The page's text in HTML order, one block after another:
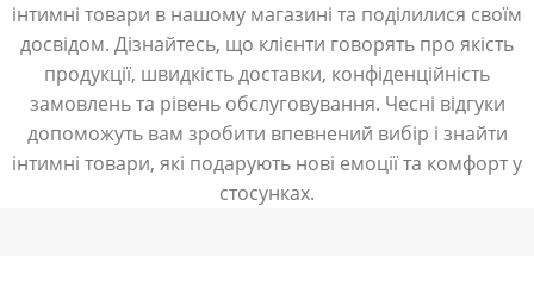
інтимні товари в нашому магазині та поділилися своїм
досвідом. Дізнайтесь, що клієнти говорять про якість
продукції, швидкість доставки, конфіденційність
замовлень та рівень обслуговування. Чесні відгуки
допоможуть вам зробити впевнений вибір і знайти
інтимні товари, які подарують нові емоції та комфорт у
стосунках.